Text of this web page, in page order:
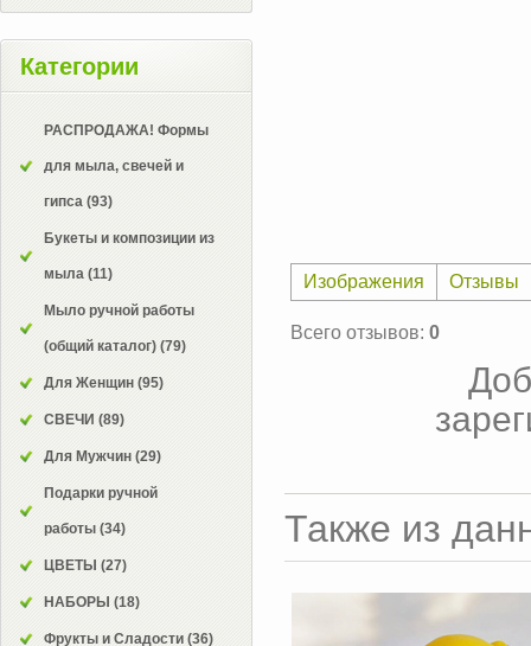
Изображения Отзывы
Всего отзывов: 0
Также из
Категории
РАСПРОДАЖА! Формы
для мыла, свечей и
гипса (93)
Букеты и композиции из
мыла (11)
Мыло ручной работы
(общий каталог) (79)
Для Женщин (95)
СВЕЧИ (89)
Для Мужчин (29)
Подарки ручной
работы (34)
ЦВЕТЫ (27)
НАБОРЫ (18)
Фрукты и Сладости (36)